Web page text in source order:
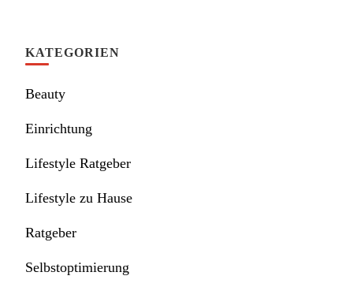
KATEGORIEN
Beauty
Einrichtung
Lifestyle Ratgeber
Lifestyle zu Hause
Ratgeber
Selbstoptimierung